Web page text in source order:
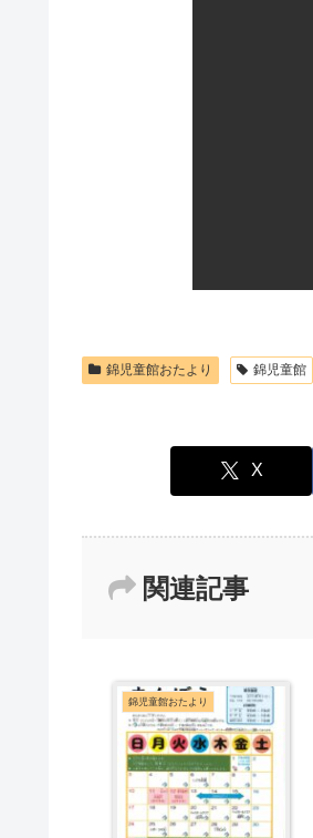
錦児童館おたより 錦児童館
X
関連記事
錦児童館おたより